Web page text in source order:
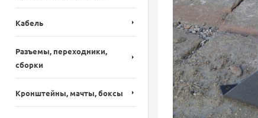
Кабель
Разъемы, переходники,
сборки
Кронштейны, мачты, боксы